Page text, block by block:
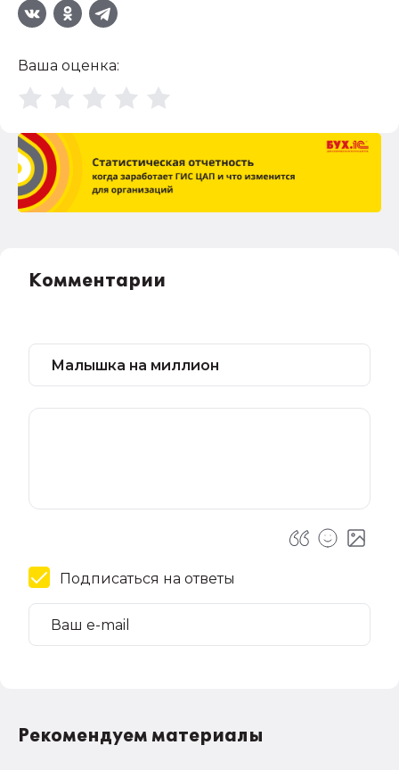
Ваша оценка:
Комментарии
Подписаться на ответы
Рекомендуем материалы